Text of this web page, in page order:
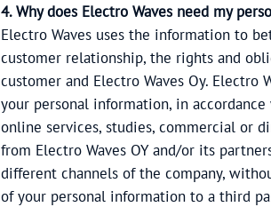
4. Why does Electro Waves need my
Electro Waves uses the information to
customer relationship, the rights and
customer and Electro Waves Oy. Electro
your personal information, in accordance
online services, studies, commercial or
from Electro Waves OY and/or its
different channels of the company,
of your personal information to a third